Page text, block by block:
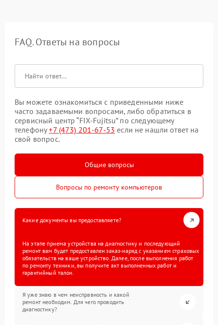
FAQ. Ответы на вопросы
Вы можете ознакомиться с приведенными ниже
часто задаваемыми вопросами, либо обратиться в
сервисный центр “FIX-Fujitsu” по следующему
телефону+7 (473) 201-67-53 если не нашли ответ на
свой вопрос.
Общие вопросы
Вопросы по ремонту компьютеров
Какие документы вы предоставляете?
На этапе приема устройства на диагностику и последующий
ремонт вам будет предоставлен заказ-наряд с указанием страховых
обязательств на ваше устройство. Далее, после выполнения работ
по ремонту техники, вы получите акт выполненных работ и
гарантийный талон.
Я уже знаю в чем неисправность и какой
ремонт необходим. Для чего проводить
диагностику?